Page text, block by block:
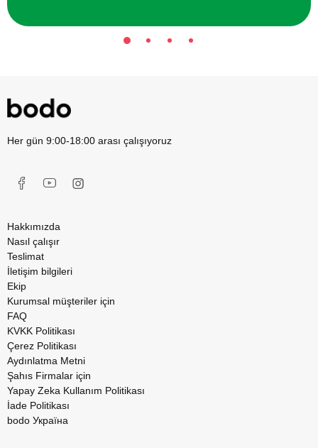
Her gün 9:00-18:00 arası çalışıyoruz
Hakkımızda
Nasıl çalışır
Teslimat
İletişim bilgileri
Ekip
Kurumsal müşteriler için
FAQ
KVKK Politikası
Çerez Politikası
Aydınlatma Metni
Şahıs Firmalar için
Yapay Zeka Kullanım Politikası
İade Politikası
bodo Україна